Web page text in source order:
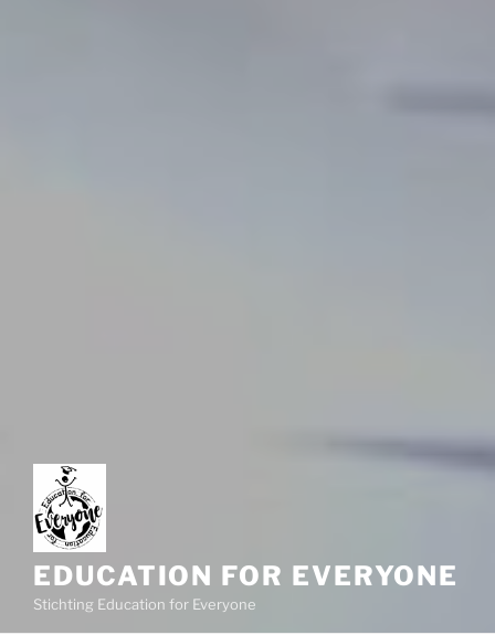
EDUCATION FOR EVERYONE
Stichting Education for Everyone